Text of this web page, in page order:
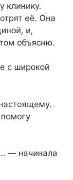
клинику.
её. Она
и,
объясню.
с широкой
— начинала